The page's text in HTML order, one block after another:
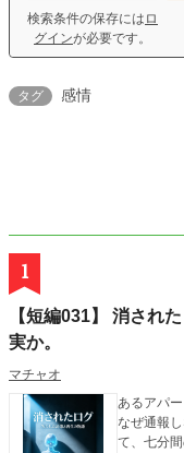
検索条件の保存には ロ
グインが必要です。
タグ 感情
1
【短編031】 消され
実か。
マチャオ
あるアパ
なぜ通報
て、七分